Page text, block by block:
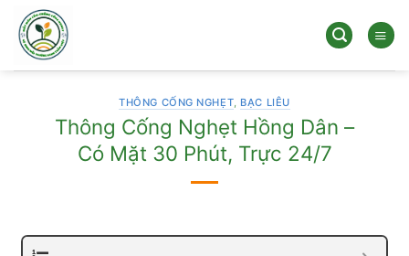
qua
dung
THÔNG CỐNG NGHẸT, BẠC LIÊU
Thông Cống Nghẹt Hồng Dân –
Có Mặt 30 Phút, Trực 24/7